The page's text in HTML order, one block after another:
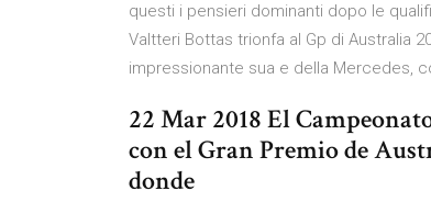
questi i pensieri dominanti dopo le
Valtteri Bottas trionfa al Gp di Australia
impressionante sua e della Mercedes,
22 Mar 2018 El
con el Gran Premio de
donde